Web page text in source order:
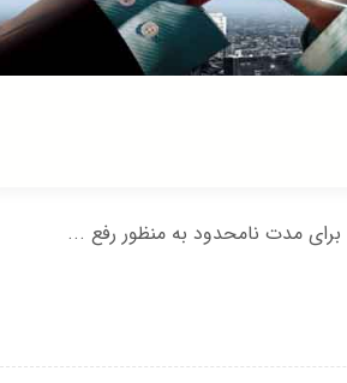
مدت نامحدود به منظور رفع ...